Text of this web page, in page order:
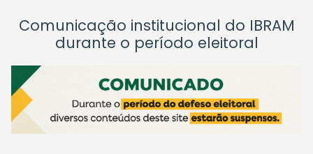
Comunicação institucional do IBRAM
durante o período eleitoral